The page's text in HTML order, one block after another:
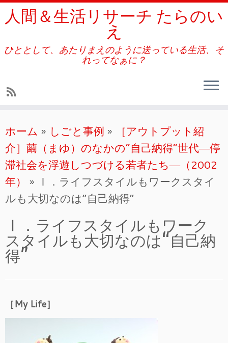
ン
テ
ン
ツ
へ
キ
ッ
人間＆生活リサーチ たらのい
え
ひととして、あたりまえのように送っている生活、そ
れってなぁに？
ホーム » しごと事例 »
［アウトプット紹
介］繭（まゆ）のなかの“自己納得”世代―停
滞社会を浮遊しつづける若者たち―（2002
年）
» Ⅰ．ライフスタイルもワークスタイ
ルも大切なのは“自己納得”
Ⅰ．ライフスタイルもワーク
スタイルも大切なのは“自己納
得”
［My Life］